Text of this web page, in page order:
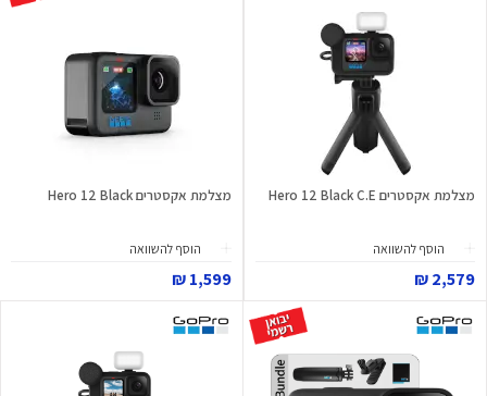
מצלמת אקסטרים Hero 12 Black C.E
הוסף להשוואה
2,579 ₪
מצלמת אקסטרים Hero 12 Black
הוסף להשוואה
1,599 ₪